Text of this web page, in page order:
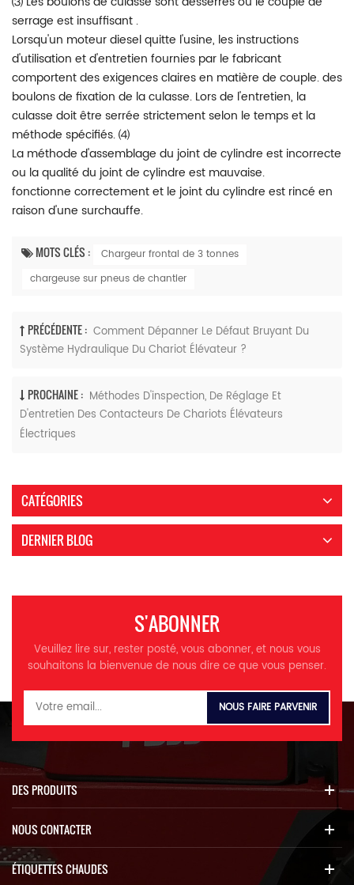
serrage est insuffisant .
Lorsqu'un moteur diesel quitte l'usine, les instructions
d'utilisation et d'entretien fournies par le fabricant
comportent des exigences claires en matière de couple. des
boulons de fixation de la culasse. Lors de l'entretien, la
culasse doit être serrée strictement selon le temps et la
méthode spécifiés. ⑷
La méthode d'assemblage du joint de cylindre est incorrecte
ou la qualité du joint de cylindre est mauvaise.
fonctionne correctement et le joint du cylindre est rincé en
raison d'une surchauffe.
MOTS CLÉS :
Chargeur frontal de 3 tonnes
chargeuse sur pneus de chantier
PRÉCÉDENTE : Comment Dépanner Le Défaut Bruyant Du
Système Hydraulique Du Chariot Élévateur ?
PROCHAINE : Méthodes D'inspection, De Réglage Et
D'entretien Des Contacteurs De Chariots Élévateurs
Électriques
CATÉGORIES
DERNIER BLOG
S'ABONNER
Veuillez lire sur, rester posté, vous abonner, et nous vous
souhaitons la bienvenue de nous dire ce que vous penser.
DES PRODUITS
NOUS CONTACTER
ÉTIQUETTES CHAUDES